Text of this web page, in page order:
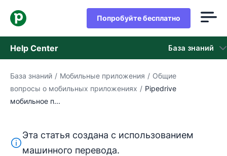
Попробуйте бесплатно
Help Center База знаний
База знаний
Состояние
База знаний / Мобильные приложения / Общие
вопросы о мобильных приложениях / Pipedrive
мобильное п...
Этот текст переведен с английского языка с
Эта статья создана с использованием
машинного перевода.